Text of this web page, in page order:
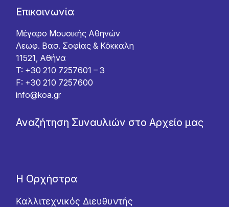
Επικοινωνία
Μέγαρο Μουσικής Αθηνών
Λεωφ. Βασ. Σοφίας & Κόκκαλη
11521, Αθήνα
T: +30 210 7257601 – 3
F: +30 210 7257600
info@koa.gr
Αναζήτηση Συναυλιών στο Αρχείο μας
Η Ορχήστρα
Καλλιτεχνικός Διευθυντής